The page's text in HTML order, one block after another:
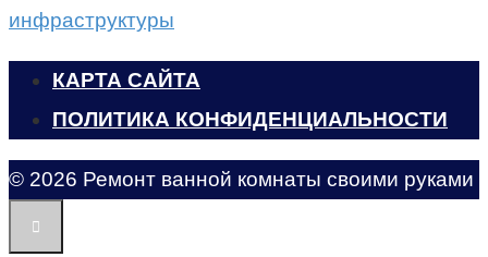
инфраструктуры
КАРТА САЙТА
ПОЛИТИКА КОНФИДЕНЦИАЛЬНОСТИ
© 2026 Ремонт ванной комнаты своими руками